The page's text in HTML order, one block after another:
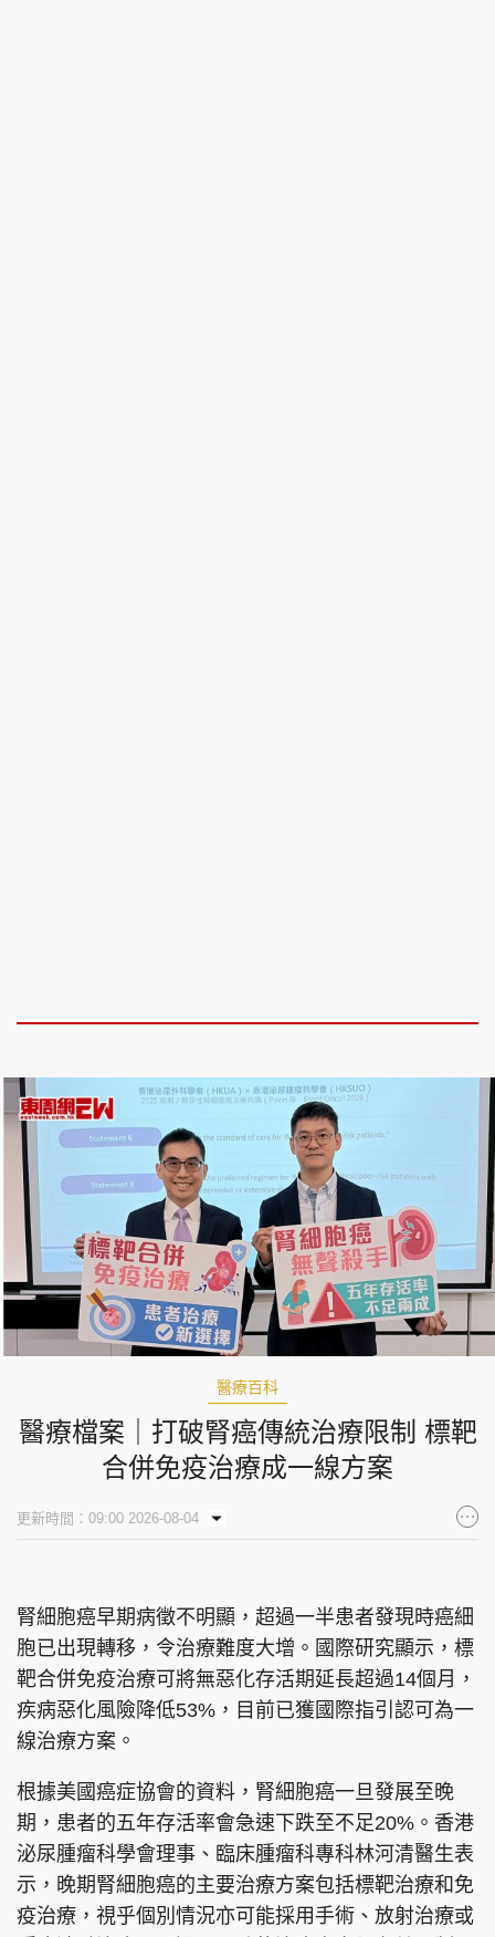
醫療百科
醫療檔案｜打破腎癌傳統治療限制 標靶
合併免疫治療成一線方案
更新時間：09:00 2026-08-04
腎細胞癌早期病徵不明顯，超過一半患者發現時癌細
胞已出現轉移，令治療難度大增。國際研究顯示，標
靶合併免疫治療可將無惡化存活期延長超過14個月，
疾病惡化風險降低53%，目前已獲國際指引認可為一
線治療方案。
根據美國癌症協會的資料，腎細胞癌一旦發展至晚
期，患者的五年存活率會急速下跌至不足20%。香港
泌尿腫瘤科學會理事、臨床腫瘤科專科林河清醫生表
示，晚期腎細胞癌的主要治療方案包括標靶治療和免
疫治療，視乎個別情況亦可能採用手術、放射治療或